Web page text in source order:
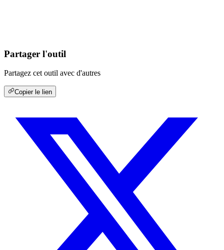
Partager l'outil
Partagez cet outil avec d'autres
Copier le lien